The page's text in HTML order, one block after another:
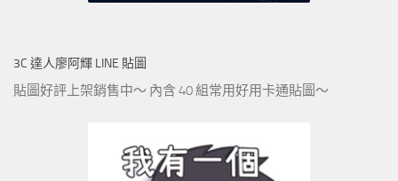
3C 達人廖阿輝 LINE 貼圖
貼圖好評上架銷售中～ 內含 40 組常用好用卡通貼圖～